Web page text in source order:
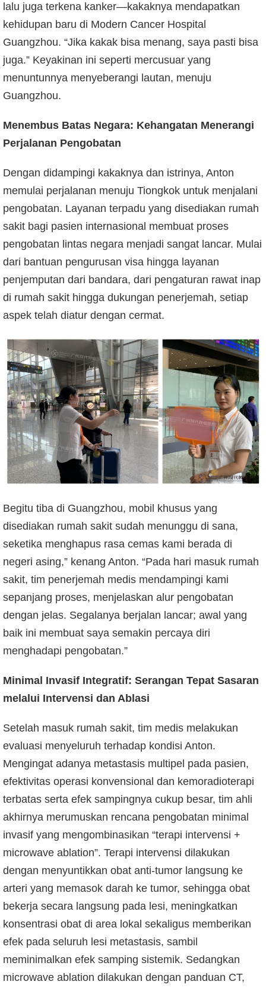
lalu juga terkena kanker—kakaknya mendapatkan
kehidupan baru di Modern Cancer Hospital
Guangzhou. “Jika kakak bisa menang, saya pasti bisa
juga.” Keyakinan ini seperti mercusuar yang
menuntunnya menyeberangi lautan, menuju
Guangzhou.
Menembus Batas Negara: Kehangatan Menerangi
Perjalanan Pengobatan
Dengan didampingi kakaknya dan istrinya, Anton
memulai perjalanan menuju Tiongkok untuk menjalani
pengobatan. Layanan terpadu yang disediakan rumah
sakit bagi pasien internasional membuat proses
pengobatan lintas negara menjadi sangat lancar. Mulai
dari bantuan pengurusan visa hingga layanan
penjemputan dari bandara, dari pengaturan rawat inap
di rumah sakit hingga dukungan penerjemah, setiap
aspek telah diatur dengan cermat.
Begitu tiba di Guangzhou, mobil khusus yang
disediakan rumah sakit sudah menunggu di sana,
seketika menghapus rasa cemas kami berada di
negeri asing,” kenang Anton. “Pada hari masuk rumah
sakit, tim penerjemah medis mendampingi kami
sepanjang proses, menjelaskan alur pengobatan
dengan jelas. Segalanya berjalan lancar; awal yang
baik ini membuat saya semakin percaya diri
menghadapi pengobatan.”
Minimal Invasif Integratif: Serangan Tepat Sasaran
melalui Intervensi dan Ablasi
Setelah masuk rumah sakit, tim medis melakukan
evaluasi menyeluruh terhadap kondisi Anton.
Mengingat adanya metastasis multipel pada pasien,
efektivitas operasi konvensional dan kemoradioterapi
terbatas serta efek sampingnya cukup besar, tim ahli
akhirnya merumuskan rencana pengobatan minimal
invasif yang mengombinasikan “terapi intervensi +
microwave ablation”. Terapi intervensi dilakukan
dengan menyuntikkan obat anti-tumor langsung ke
arteri yang memasok darah ke tumor, sehingga obat
bekerja secara langsung pada lesi, meningkatkan
konsentrasi obat di area lokal sekaligus memberikan
efek pada seluruh lesi metastasis, sambil
meminimalkan efek samping sistemik. Sedangkan
microwave ablation dilakukan dengan panduan CT,